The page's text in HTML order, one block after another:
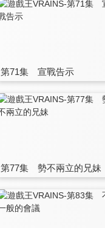
第71集 宣戰告示
第77集 勢不兩立的兄妹